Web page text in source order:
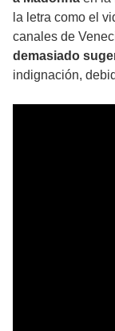
la letra como el
canales de
demasiado
indignación,